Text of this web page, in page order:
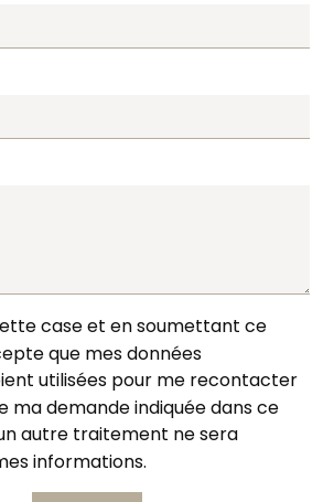
case et en soumettant ce
que mes données
utilisées pour me recontacter
ma demande indiquée dans ce
autre traitement ne sera
informations.